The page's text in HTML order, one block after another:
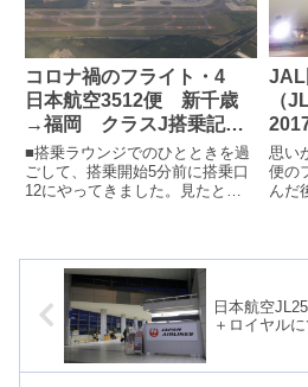
コロナ禍のフライト・4
日本航空3512便 新千歳
→福岡 クラスJ搭乗記
（2020.7.11）
■搭乗ラウンジでのひとときを過
ごして、搭乗開始5分前に搭乗口
12にやってきました。見たとこ
JAL
（
思い
便の
んだ
日本航空
＋ロイヤル